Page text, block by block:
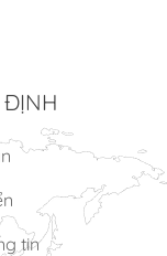
ĐỊNH
tin